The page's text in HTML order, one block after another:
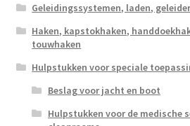
Geleidingssystemen, laden,
Haken, kapstokhaken,
touwhaken
Hulpstukken voor speciale
Beslag voor jacht en boot
Hulpstukken voor de medische